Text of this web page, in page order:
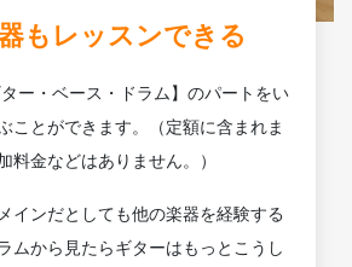
もレッスンできる
ー・ベース・ドラム】のパートをい
ことができます。（定額に含まれま
料金などはありません。）
インだとしても他の楽器を経験する
ムから見たらギターはもっとこうし